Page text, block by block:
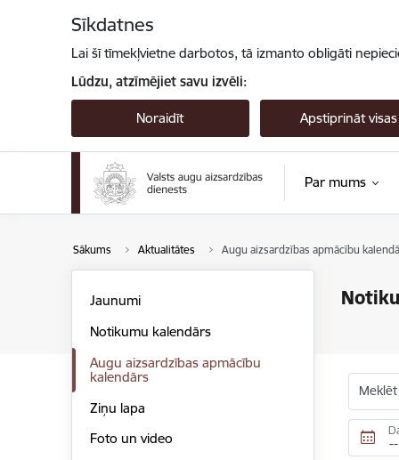
Sīkdatnes
Lai šī tīmekļvietne darbotos, tā izmanto obligāti
Lūdzu, atzīmējiet savu izvēli:
Noraidīt Apstiprināt visas
Par mums
Sākums Aktualitātes Augu aizsardzības apmācību
Jaunumi
Notikumu kalendārs
Augu aizsardzības apmācību
kalendārs
Ziņu lapa
Foto un video